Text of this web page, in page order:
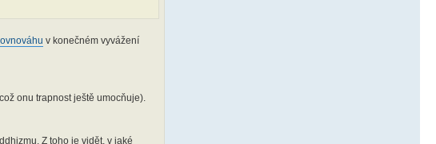
v konečném vyvážení
onu trapnost ještě umocňuje).
Z toho je vidět, v jaké